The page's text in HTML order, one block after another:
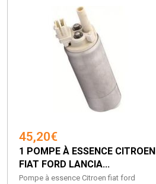
45,20€
1 POMPE À ESSENCE CITROEN
FIAT FORD LANCIA...
Pompe à essence Citroen fiat ford